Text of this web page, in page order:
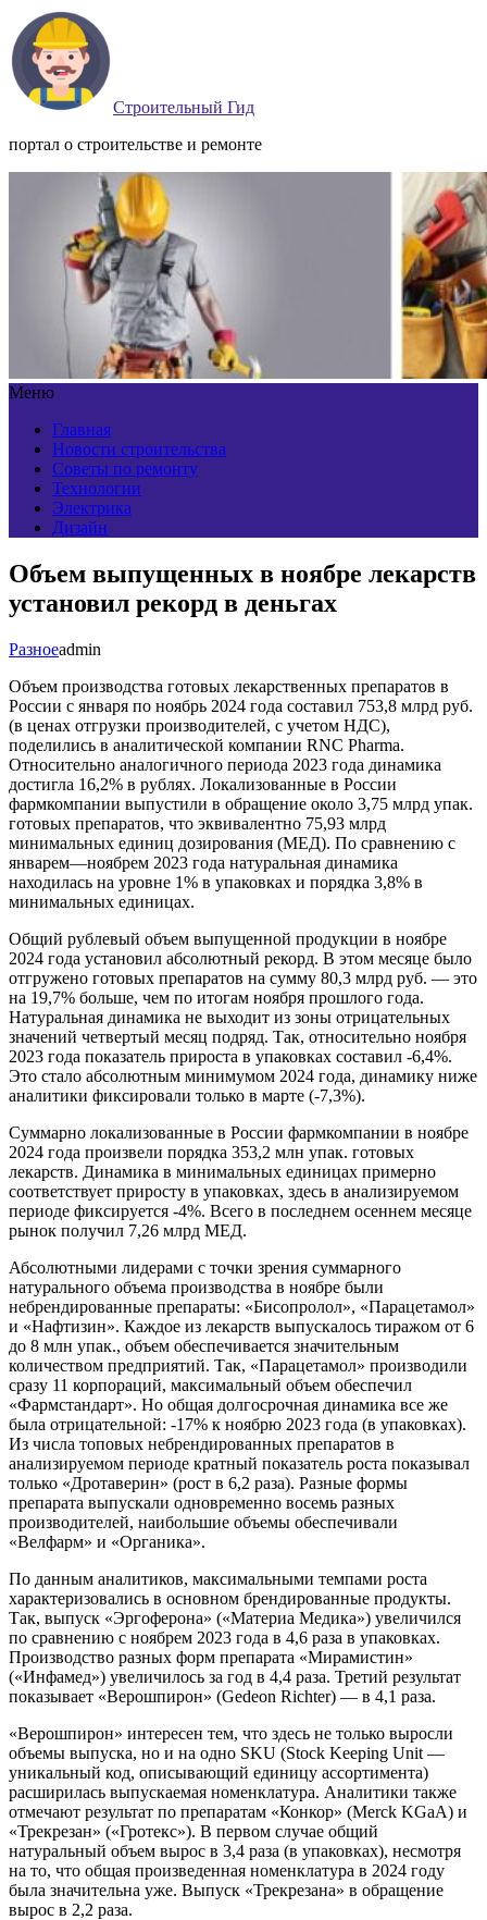
Строительный Гид
портал о строительстве и ремонте
Меню
Главная
Новости строительства
Советы по ремонту
Технологии
Электрика
Дизайн
Объем выпущенных в ноябре лекарств
установил рекорд в деньгах
Разноеadmin
Объем производства готовых лекарственных препаратов в
России с января по ноябрь 2024 года составил 753,8 млрд руб.
(в ценах отгрузки производителей, с учетом НДС),
поделились в аналитической компании RNC Pharma.
Относительно аналогичного периода 2023 года динамика
достигла 16,2% в рублях. Локализованные в России
фармкомпании выпустили в обращение около 3,75 млрд упак.
готовых препаратов, что эквивалентно 75,93 млрд
минимальных единиц дозирования (МЕД). По сравнению с
январем—ноябрем 2023 года натуральная динамика
находилась на уровне 1% в упаковках и порядка 3,8% в
минимальных единицах.
Общий рублевый объем выпущенной продукции в ноябре
2024 года установил абсолютный рекорд. В этом месяце было
отгружено готовых препаратов на сумму 80,3 млрд руб. — это
на 19,7% больше, чем по итогам ноября прошлого года.
Натуральная динамика не выходит из зоны отрицательных
значений четвертый месяц подряд. Так, относительно ноября
2023 года показатель прироста в упаковках составил -6,4%.
Это стало абсолютным минимумом 2024 года, динамику ниже
аналитики фиксировали только в марте (-7,3%).
Суммарно локализованные в России фармкомпании в ноябре
2024 года произвели порядка 353,2 млн упак. готовых
лекарств. Динамика в минимальных единицах примерно
соответствует приросту в упаковках, здесь в анализируемом
периоде фиксируется -4%. Всего в последнем осеннем месяце
рынок получил 7,26 млрд МЕД.
Абсолютными лидерами с точки зрения суммарного
натурального объема производства в ноябре были
небрендированные препараты: «Бисопролол», «Парацетамол»
и «Нафтизин». Каждое из лекарств выпускалось тиражом от 6
до 8 млн упак., объем обеспечивается значительным
количеством предприятий. Так, «Парацетамол» производили
сразу 11 корпораций, максимальный объем обеспечил
«Фармстандарт». Но общая долгосрочная динамика все же
была отрицательной: -17% к ноябрю 2023 года (в упаковках).
Из числа топовых небрендированных препаратов в
анализируемом периоде кратный показатель роста показывал
только «Дротаверин» (рост в 6,2 раза). Разные формы
препарата выпускали одновременно восемь разных
производителей, наибольшие объемы обеспечивали
«Велфарм» и «Органика».
По данным аналитиков, максимальными темпами роста
характеризовались в основном брендированные продукты.
Так, выпуск «Эргоферона» («Материа Медика») увеличился
по сравнению с ноябрем 2023 года в 4,6 раза в упаковках.
Производство разных форм препарата «Мирамистин»
(«Инфамед») увеличилось за год в 4,4 раза. Третий результат
показывает «Верошпирон» (Gedeon Richter) — в 4,1 раза.
«Верошпирон» интересен тем, что здесь не только выросли
объемы выпуска, но и на одно SKU (Stock Keeping Unit —
уникальный код, описывающий единицу ассортимента)
расширилась выпускаемая номенклатура. Аналитики также
отмечают результат по препаратам «Конкор» (Merck KGaA) и
«Трекрезан» («Гротекс»). В первом случае общий
натуральный объем вырос в 3,4 раза (в упаковках), несмотря
на то, что общая произведенная номенклатура в 2024 году
была значительна уже. Выпуск «Трекрезана» в обращение
вырос в 2,2 раза.